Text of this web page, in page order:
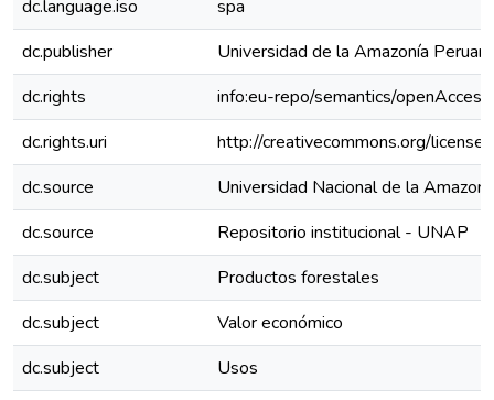
dc.language.iso
spa
dc.publisher
Universidad de la Amazonía
dc.rights
info:eu-repo/semantics/openAccess
dc.rights.uri
http://creativecommons.org/
dc.source
Universidad Nacional de la
dc.source
Repositorio institucional - UNAP
dc.subject
Productos forestales
dc.subject
Valor económico
dc.subject
Usos